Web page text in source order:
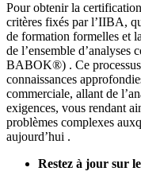
Pour obtenir la
critères fixés par l’IIBA,
de formation formelles et
de l’ensemble
BABOK®) . Ce processus
connaissances
commerciale, allant de
exigences, vous rendant
problèmes complexes
aujourd’hui .
Restez à jour sur